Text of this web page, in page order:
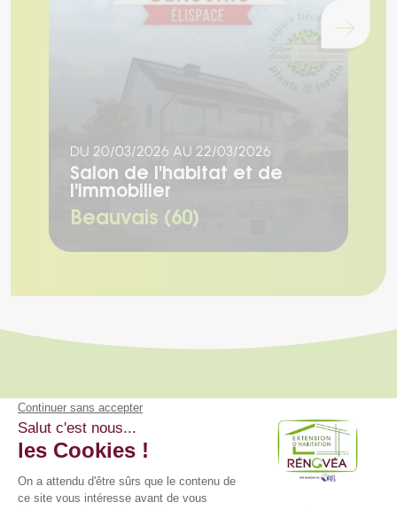
Chargement...
DU 20/03/2026 AU 22/03/2026
Salon de l'habitat et de
l'immobilier
Beauvais (60)